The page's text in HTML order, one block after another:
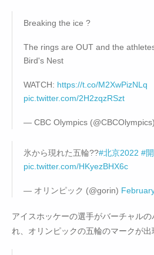
Breaking the ice ?
The rings are OUT and the
Bird's Nest
WATCH: https://t.co/M2XwPizNLq
pic.twitter.com/2H2zqzRSzt
— CBC Olympics (@CBCOlympics)
氷から現れた五輪??#北京2022 #
pic.twitter.com/HKyezBHX6c
— オリンピック (@gorin)
アイスホッケーの選手がバーチャル
れ、オリンピックの五輪のマークが出